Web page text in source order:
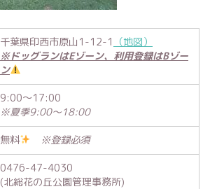
千葉県印西市原山1-12-1 （地図）
※ドッグランはEゾーン、利用登録はBゾー
ン
9:00～17:00
※夏季9:00～18:00
無料 ※登録必須
0476-47-4030
(北総花の丘公園管理事務所)